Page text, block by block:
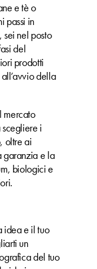
e tè o
passi in
sei nel posto
del
prodotti
della
mercato
i
oltre ai
garanzia e la
biologici e
idea e il tuo
un
del tuo